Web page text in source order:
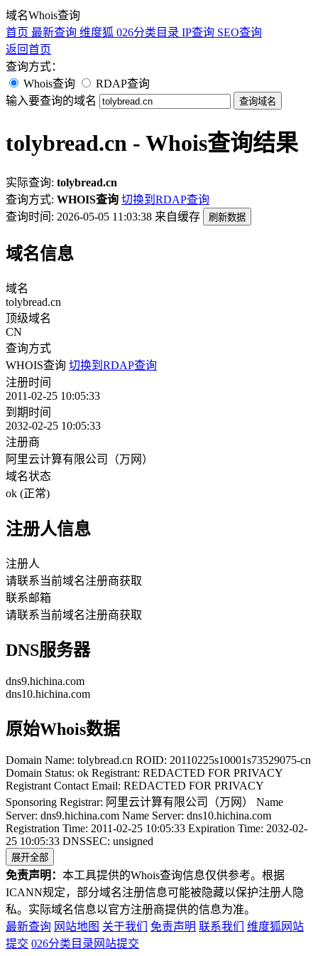
域名Whois查询
首页 最新查询 维度狐 026分类目录 IP查询 SEO查询
返回首页
查询方式：
Whois查询
RDAP查询
输入要查询的域名
查询域名
tolybread.cn - Whois查询结果
实际查询: tolybread.cn
查询方式: WHOIS查询 切换到RDAP查询
查询时间: 2026-05-05 11:03:38 来自缓存 刷新数据
域名信息
域名
tolybread.cn
顶级域名
CN
查询方式
WHOIS查询 切换到RDAP查询
注册时间
2011-02-25 10:05:33
到期时间
2032-02-25 10:05:33
注册商
阿里云计算有限公司（万网）
域名状态
ok (正常)
注册人信息
注册人
请联系当前域名注册商获取
联系邮箱
请联系当前域名注册商获取
DNS服务器
dns9.hichina.com
dns10.hichina.com
原始Whois数据
Domain Name: tolybread.cn ROID: 20110225s10001s73529075-cn
Domain Status: ok Registrant: REDACTED FOR PRIVACY
Registrant Contact Email: REDACTED FOR PRIVACY
Sponsoring Registrar: 阿里云计算有限公司（万网） Name
Server: dns9.hichina.com Name Server: dns10.hichina.com
Registration Time: 2011-02-25 10:05:33 Expiration Time: 2032-02-
25 10:05:33 DNSSEC: unsigned
展开全部
免责声明： 本工具提供的Whois查询信息仅供参考。根据
ICANN规定，部分域名注册信息可能被隐藏以保护注册人隐
私。实际域名信息以官方注册商提供的信息为准。
最新查询 网站地图 关于我们 免责声明 联系我们
维度狐网站
提交 026分类目录网站提交